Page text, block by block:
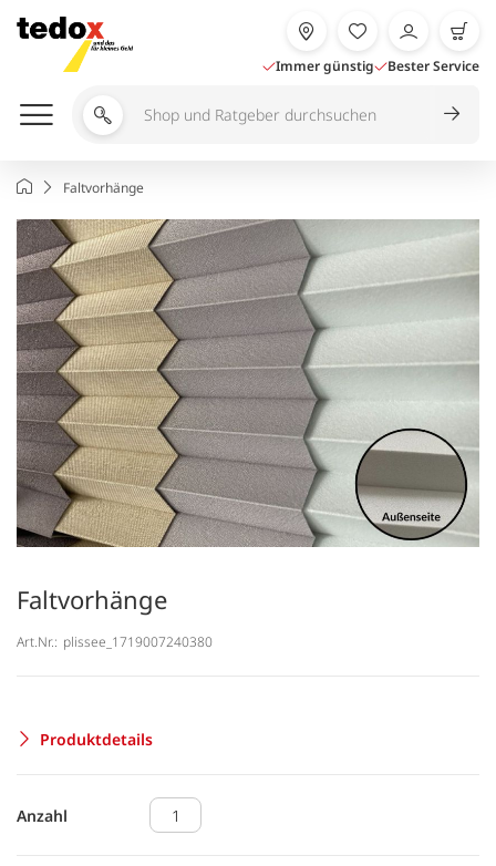
Inhalt
springen
Immer günstig Bester Service
Shop
durchsuchen
StartseiteFaltvorhänge
Faltvorhänge
Art.Nr.: plissee_1719007240380
Produktdetails
Anzahl